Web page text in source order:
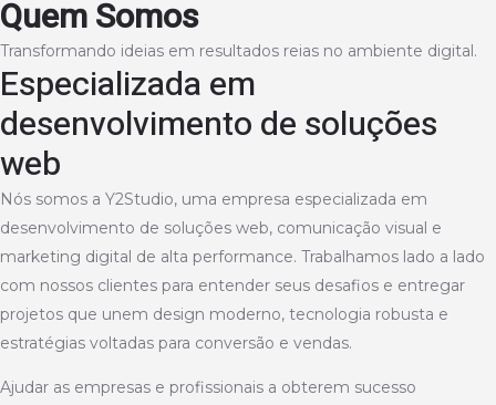
Ir
para
o
conteúdo
Main
Quem Somos
Transformando ideias em resultados reias no ambiente digital.
Especializada em
desenvolvimento de soluções
web
Nós somos a Y2Studio, uma empresa especializada em
desenvolvimento de soluções web, comunicação visual e
marketing digital de alta performance. Trabalhamos lado a lado
com nossos clientes para entender seus desafios e entregar
projetos que unem design moderno, tecnologia robusta e
estratégias voltadas para conversão e vendas.
Ajudar as empresas e profissionais a obterem sucesso